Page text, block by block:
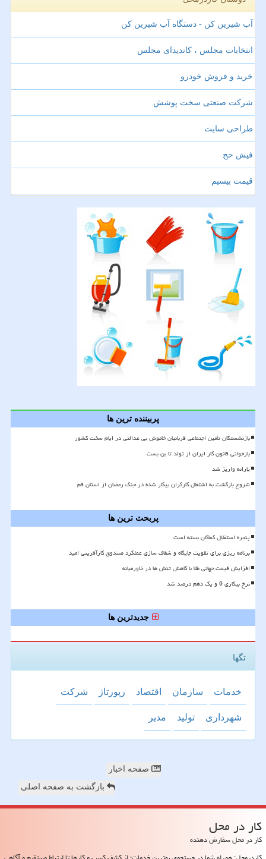
آب شیرین کن - دستگاه آب شیرین کن
انتخابات مجلس ، کاندیدای مجلس
خرید و فروش خودرو
شرکت صنعتی سخت پوشش
طراحی سایت
فیش حج
قیمت بیسیم
پربیننده ترین ها
بازنشستگان تأمین اجتماعی قربانیان خاموش بی عدالتی در ایام سخت کشور
بازخوانی قانون کار ایران از تولد تا بن بست
یارانه واریز شد
شروع بازگشت به اشتغال کارگران بیکار شده در جنگ رمضان از استان قم
پربحث ترین ها
پنجره استقلال کماکان بسته است
برنامه ریزی برای تقویت جایگاه و شفاف سازی عملکرد صندوق کارآفرینی امید
افزایش قیمت جهانی طلا با کاهش تنش ها در خاورمیانه
نرخ بیکاری 9 و یک دهم درصد شد
جدیدترین ها
تگها
خدمات سازمان اقتصاد رپورتاژ شركت
شهرداری تولید مدیر
صفحه اخبار
بازگشت به صفحه اصلی
كار در محل
کار در محل سفارش دهنده